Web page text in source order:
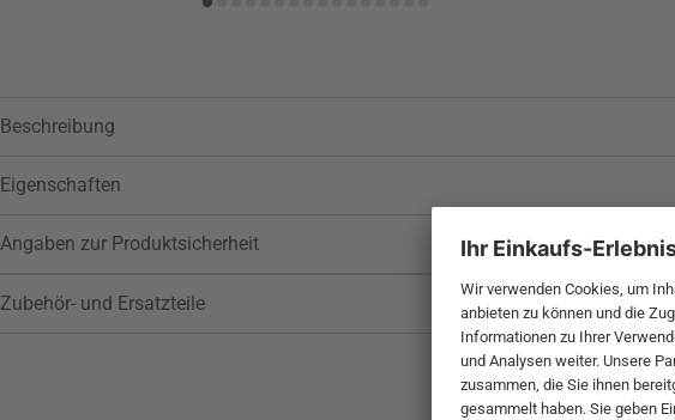
Beschreibung
Eigenschaften
Angaben zur Produktsicherheit
Zubehör- und Ersatzteile